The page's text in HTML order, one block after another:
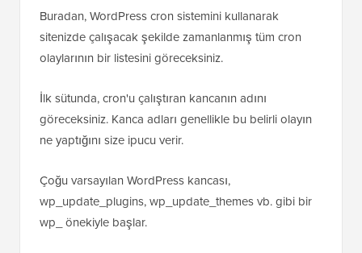
Buradan, WordPress cron sistemini kullanarak
sitenizde çalışacak şekilde zamanlanmış tüm cron
olaylarının bir listesini göreceksiniz.
İlk sütunda, cron'u çalıştıran kancanın adını
göreceksiniz. Kanca adları genellikle bu belirli olayın
ne yaptığını size ipucu verir.
Çoğu varsayılan WordPress kancası,
wp_update_plugins, wp_update_themes vb. gibi bir
wp_ önekiyle başlar.